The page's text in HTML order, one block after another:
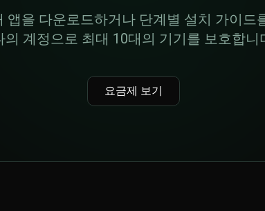
앱을 다운로드하거나 단계별 설치 가이드
의 계정으로 최대 10대의 기기를 보호합니
요금제 보기